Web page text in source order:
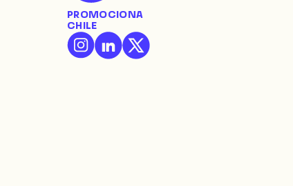
PROMOCIONA
CHILE